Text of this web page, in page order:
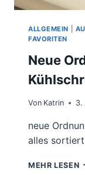
ALLGEMEIN
FAVORITEN
Neue
Von Katrin 3.
neue
alles
MEHR LESEN